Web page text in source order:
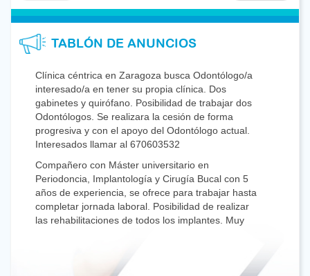
TABLÓN DE ANUNCIOS
Clínica céntrica en Zaragoza busca Odontólogo/a
interesado/a en tener su propia clínica. Dos
gabinetes y quirófano. Posibilidad de trabajar dos
Odontólogos. Se realizara la cesión de forma
progresiva y con el apoyo del Odontólogo actual.
Interesados llamar al 670603532
Compañero con Máster universitario en
Periodoncia, Implantología y Cirugía Bucal con 5
años de experiencia, se ofrece para trabajar hasta
completar jornada laboral. Posibilidad de realizar
las rehabilitaciones de todos los implantes. Muy
Se necesita compañero Odontólogo para colaborar